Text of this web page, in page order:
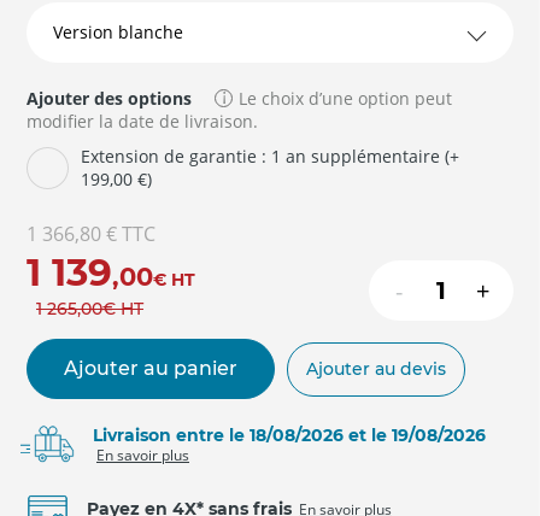
Ajouter des options
Le choix d’une option peut
modifier la date de livraison.
Extension de garantie : 1 an supplémentaire (+
199,00 €)
1 366,80 €TTC
1 139,00€ HT
1 265,00€ HT
- +
Ajouter au panier Ajouter au devis
Livraison entre le 18/08/2026 et le 19/08/2026
En savoir plus
Payez en 4X* sans frais En savoir plus